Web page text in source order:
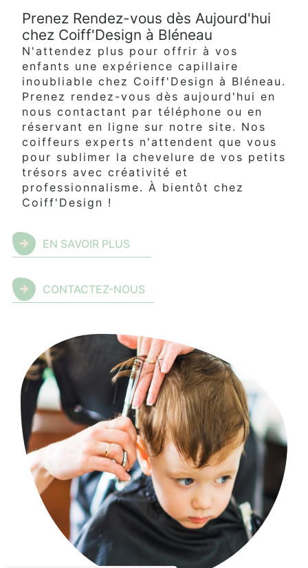
Prenez Rendez-vous dès Aujourd'hui
chez Coiff'Design à Bléneau
N'attendez plus pour offrir à vos
enfants une expérience capillaire
inoubliable chez Coiff'Design à Bléneau.
Prenez rendez-vous dès aujourd'hui en
nous contactant par téléphone ou en
réservant en ligne sur notre site. Nos
coiffeurs experts n'attendent que vous
pour sublimer la chevelure de vos petits
trésors avec créativité et
professionnalisme. À bientôt chez
Coiff'Design !
EN SAVOIR PLUS
CONTACTEZ-NOUS